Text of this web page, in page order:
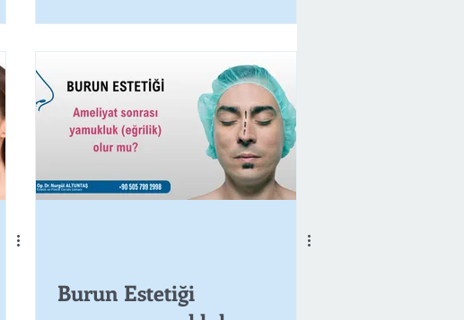
Burun Estetiği